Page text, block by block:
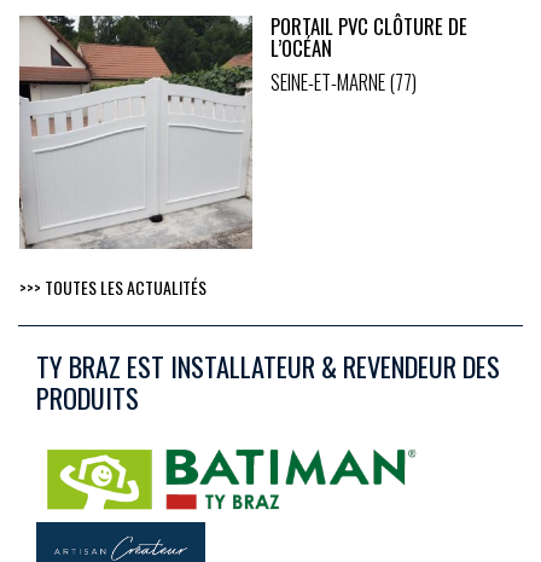
PORTAIL PVC CLÔTURE DE
L’OCÉAN
SEINE-ET-MARNE (77)
>>> TOUTES LES ACTUALITÉS
TY BRAZ EST INSTALLATEUR & REVENDEUR DES
PRODUITS